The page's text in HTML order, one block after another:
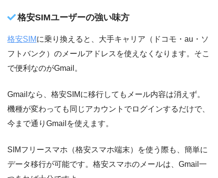
格安SIMユーザーの強い味方
格安SIMに乗り換えると、大手キャリア（ドコモ・au・ソ
フトバンク）のメールアドレスを使えなくなります。そこ
で便利なのがGmail。
Gmailなら、格安SIMに移行してもメール内容は消えず。
機種が変わっても同じアカウントでログインするだけで、
今まで通りGmailを使えます。
SIMフリースマホ（格安スマホ端末）を使う際も、簡単に
データ移行が可能です。格安スマホのメールは、Gmail一